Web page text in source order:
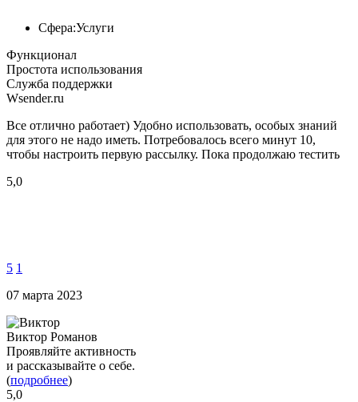
Сфера:Услуги
Функционал
Простота использования
Служба поддержки
Wsender.ru
Все отлично работает) Удобно использовать, особых знаний
для этого не надо иметь. Потребовалось всего минут 10,
чтобы настроить первую рассылку. Пока продолжаю тестить
5,0
5 1
07 марта 2023
Виктор Романов
Проявляйте активность
и рассказывайте о себе.
(подробнее)
5,0